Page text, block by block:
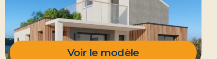
Voir le modèle